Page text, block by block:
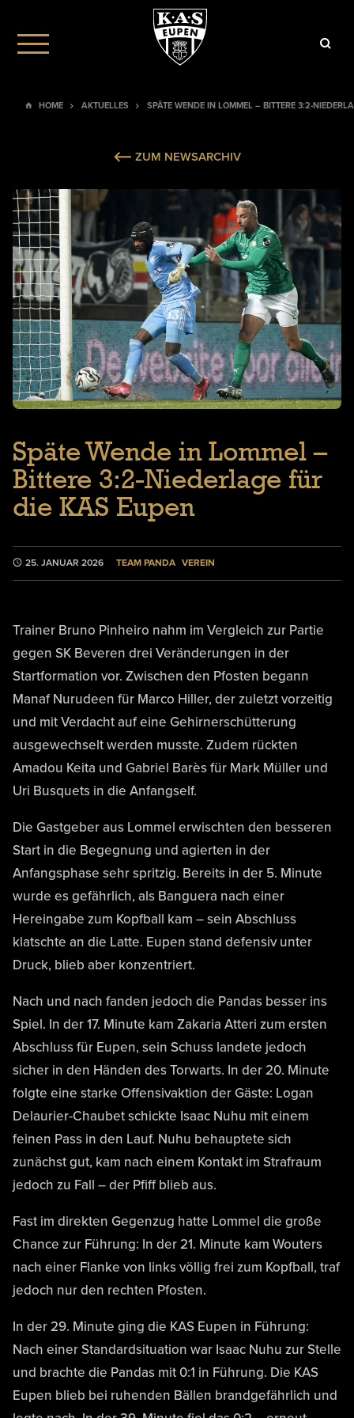
HOME AKTUELLES SPÄTE WENDE IN LOMMEL – BITTERE 3:2-
ZUM NEWSARCHIV
Späte Wende in Lommel –
Bittere 3:2-Niederlage für
die KAS Eupen
25. JANUAR 2026 TEAM PANDA VEREIN
Trainer Bruno Pinheiro nahm im Vergleich zur Partie
gegen SK Beveren drei Veränderungen in der
Startformation vor. Zwischen den Pfosten begann
Manaf Nurudeen für Marco Hiller, der zuletzt vorzeitig
und mit Verdacht auf eine Gehirnerschütterung
ausgewechselt werden musste. Zudem rückten
Amadou Keita und Gabriel Barès für Mark Müller und
Uri Busquets in die Anfangself.
Die Gastgeber aus Lommel erwischten den besseren
Start in die Begegnung und agierten in der
Anfangsphase sehr spritzig. Bereits in der 5. Minute
wurde es gefährlich, als Banguera nach einer
Hereingabe zum Kopfball kam – sein Abschluss
klatschte an die Latte. Eupen stand defensiv unter
Druck, blieb aber konzentriert.
Nach und nach fanden jedoch die Pandas besser ins
Spiel. In der 17. Minute kam Zakaria Atteri zum ersten
Abschluss für Eupen, sein Schuss landete jedoch
sicher in den Händen des Torwarts. In der 20. Minute
folgte eine starke Offensivaktion der Gäste: Logan
Delaurier-Chaubet schickte Isaac Nuhu mit einem
feinen Pass in den Lauf. Nuhu behauptete sich
zunächst gut, kam nach einem Kontakt im Strafraum
jedoch zu Fall – der Pfiff blieb aus.
Fast im direkten Gegenzug hatte Lommel die große
Chance zur Führung: In der 21. Minute kam Wouters
nach einer Flanke von links völlig frei zum Kopfball, traf
jedoch nur den rechten Pfosten.
In der 29. Minute ging die KAS Eupen in Führung:
Nach einer Standardsituation war Isaac Nuhu zur Stelle
und brachte die Pandas mit 0:1 in Führung. Die KAS
Eupen blieb bei ruhenden Bällen brandgefährlich und